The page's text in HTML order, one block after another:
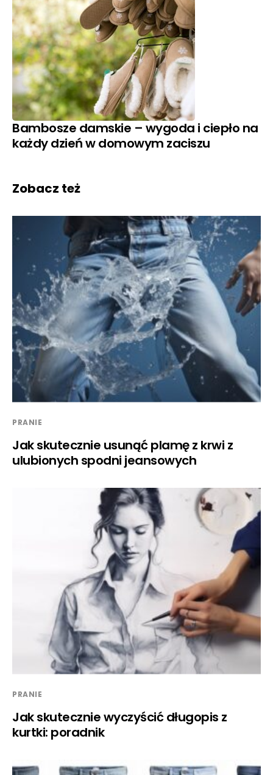
Bambosze damskie – wygoda i ciepło na
każdy dzień w domowym zaciszu
Zobacz też
PRANIE
Jak skutecznie usunąć plamę z krwi z
ulubionych spodni jeansowych
PRANIE
Jak skutecznie wyczyścić długopis z
kurtki: poradnik